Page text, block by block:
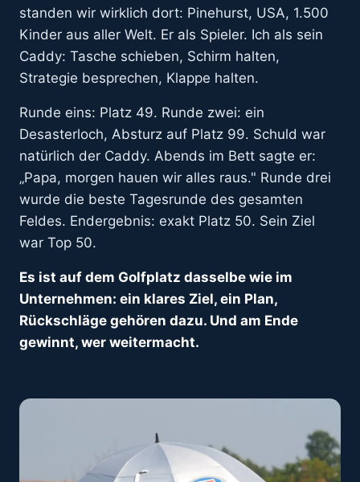
standen wir wirklich dort: Pinehurst, USA, 1.500
Kinder aus aller Welt. Er als Spieler. Ich als sein
Caddy: Tasche schieben, Schirm halten,
Strategie besprechen, Klappe halten.
Runde eins: Platz 49. Runde zwei: ein
Desasterloch, Absturz auf Platz 99. Schuld war
natürlich der Caddy. Abends im Bett sagte er:
„Papa, morgen hauen wir alles raus." Runde drei
wurde die beste Tagesrunde des gesamten
Feldes. Endergebnis: exakt Platz 50. Sein Ziel
war Top 50.
Es ist auf dem Golfplatz dasselbe wie im
Unternehmen: ein klares Ziel, ein Plan,
Rückschläge gehören dazu. Und am Ende
gewinnt, wer weitermacht.